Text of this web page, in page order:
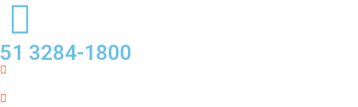
51 3284-1800